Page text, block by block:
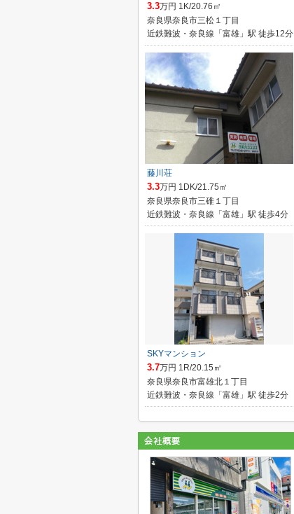
3.3万円 1K/20.76㎡
奈良県奈良市三松１丁目
近鉄難波・奈良線「富雄」駅 徒歩12分
藤川荘
3.3万円 1DK/21.75㎡
奈良県奈良市三碓１丁目
近鉄難波・奈良線「富雄」駅 徒歩4分
SKYマンション
3.7万円 1R/20.15㎡
奈良県奈良市富雄北１丁目
近鉄難波・奈良線「富雄」駅 徒歩2分